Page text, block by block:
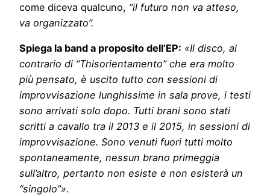
come diceva qualcuno, “il futuro non va atteso,
va organizzato”.
Spiega la band a proposito dell’EP: «Il disco, al
contrario di “Thisorientamento” che era molto
più pensato, è uscito tutto con sessioni di
improvvisazione lunghissime in sala prove, i testi
sono arrivati solo dopo. Tutti brani sono stati
scritti a cavallo tra il 2013 e il 2015, in sessioni di
improvvisazione. Sono venuti fuori tutti molto
spontaneamente, nessun brano primeggia
sull’altro, pertanto non esiste e non esisterà un
“singolo”».